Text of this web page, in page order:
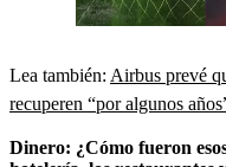
Lea también: Airbus prevé
recuperen “por algunos
Dinero: ¿Cómo fueron